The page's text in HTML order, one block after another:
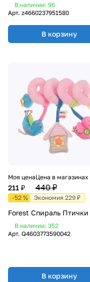
В наличии: 96
Арт. z4660237951580
В корзину
Моя цена
211 ₽
Цена в магазинах
440 ₽
-52 % Экономия 229 ₽
Forest Спираль Птички
В наличии: 352
Арт. Q4603773590042
В корзину